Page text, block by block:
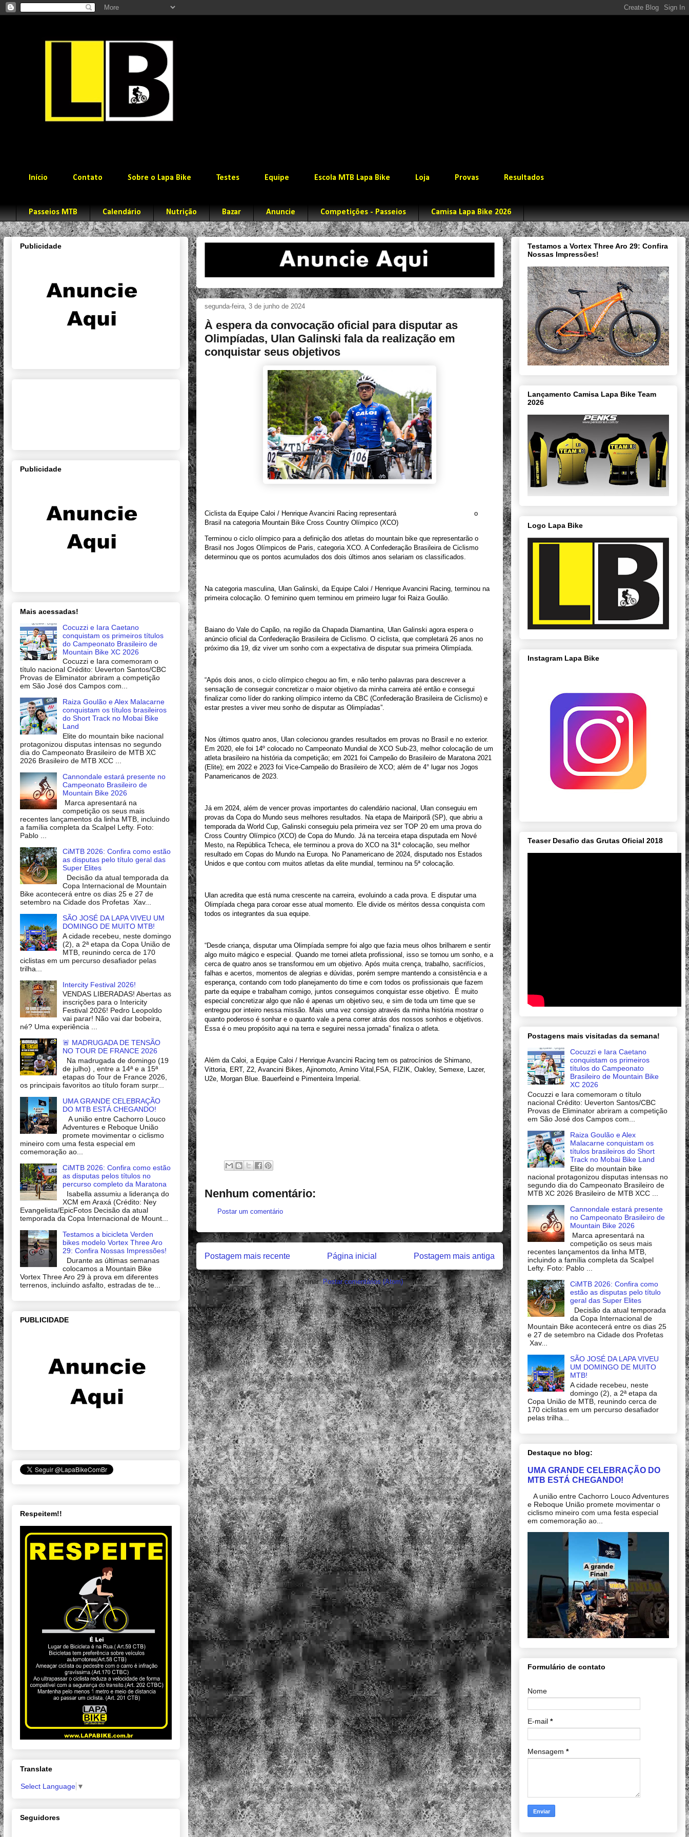
Início Contato Sobre o Lapa Bike Testes Equipe Escola MTB Lapa Bike Loja Provas Resultados
Passeios MTB Calendário Nutrição Bazar Anuncie Competições - Passeios Camisa Lapa Bike 2026
segunda-feira, 3 de junho de 2024
À espera da convocação oficial para disputar as
Olimpíadas, Ulan Galinski fala da realização em
conquistar seus objetivos
Ciclista da Equipe Caloi / Henrique Avancini Racing representará o
Brasil na categoria Mountain Bike Cross Country Olímpico (XCO)
Terminou o ciclo olímpico para a definição dos atletas do mountain bike que representarão o
Brasil nos Jogos Olímpicos de Paris, categoria XCO. A Confederação Brasileira de Ciclismo
determinou que os pontos acumulados dos dois últimos anos selariam os classificados.
Na categoria masculina, Ulan Galinski, da Equipe Caloi / Henrique Avancini Racing, terminou na
primeira colocação. O feminino quem terminou em primeiro lugar foi Raiza Goulão.
Baiano do Vale do Capão, na região da Chapada Diamantina, Ulan Galinski agora espera o
anúncio oficial da Confederação Brasileira de Ciclismo. O ciclista, que completará 26 anos no
próximo dia 19, diz viver um sonho com a expectativa de disputar sua primeira Olimpíada.
“Após dois anos, o ciclo olímpico chegou ao fim, e não tenho palavras para descrever a
sensação de conseguir concretizar o maior objetivo da minha carreira até então e consegui
finalizar como líder do ranking olímpico interno da CBC (Confederação Brasileira de Ciclismo) e
estar prestes a viver meu sonho de disputar as Olimpíadas”.
Nos últimos quatro anos, Ulan colecionou grandes resultados em provas no Brasil e no exterior.
Em 2020, ele foi 14º colocado no Campeonato Mundial de XCO Sub-23, melhor colocação de um
atleta brasileiro na história da competição; em 2021 foi Campeão do Brasileiro de Maratona 2021
(Elite); em 2022 e 2023 foi Vice-Campeão do Brasileiro de XCO; além de 4° lugar nos Jogos
Panamericanos de 2023.
Já em 2024, além de vencer provas importantes do calendário nacional, Ulan conseguiu em
provas da Copa do Mundo seus melhores resultados. Na etapa de Mairiporã (SP), que abriu a
temporada da World Cup, Galinski conseguiu pela primeira vez ser TOP 20 em uma prova do
Cross Country Olímpico (XCO) de Copa do Mundo. Já na terceira etapa disputada em Nové
Mesto, na República Tcheca, ele terminou a prova do XCO na 31ª colocação, seu melhor
resultado em Copas do Mundo na Europa. No Panamericano de 2024, disputado nos Estados
Unidos e que contou com muitos atletas da elite mundial, terminou na 5ª colocação.
Ulan acredita que está numa crescente na carreira, evoluindo a cada prova. E disputar uma
Olimpíada chega para coroar esse atual momento. Ele divide os méritos dessa conquista com
todos os integrantes da sua equipe.
“Desde criança, disputar uma Olimpíada sempre foi algo que fazia meus olhos brilharem e sentir
algo muito mágico e especial. Quando me tornei atleta profissional, isso se tornou um sonho, e a
cerca de quatro anos se transformou em um objetivo. Após muita crença, trabalho, sacrifícios,
falhas e acertos, momentos de alegrias e dúvidas, porém sempre mantendo a consistência e a
esperança, contando com todo planejamento do time e com todos os profissionais que fazem
parte da equipe e trabalham comigo, juntos conseguimos conquistar esse objetivo. É muito
especial concretizar algo que não é apenas um objetivo seu, e sim de toda um time que se
entregou por inteiro nessa missão. Mais uma vez consigo através da minha história mostrar o
quanto poderoso é sonhar e o quanto vale a pena correr atrás dos nossos sonhos e objetivos.
Essa é o meu propósito aqui na terra e seguirei nessa jornada” finaliza o atleta.
Além da Caloi, a Equipe Caloi / Henrique Avancini Racing tem os patrocínios de Shimano,
Vittoria, ERT, Z2, Avancini Bikes, Ajinomoto, Amino Vital,FSA, FIZIK, Oakley, Semexe, Lazer,
U2e, Morgan Blue. Bauerfeind e Pimenteira Imperial.
Nenhum comentário:
Postar um comentário
Postagem mais recente Postagem mais antiga
Página inicial
Assinar:Postar comentários (Atom)
Publicidade
Publicidade
Mais acessadas!
Cocuzzi e Iara Caetano
conquistam os primeiros títulos
do Campeonato Brasileiro de
Mountain Bike XC 2026
Cocuzzi e Iara comemoram o
título nacional Crédito: Ueverton Santos/CBC
Provas de Eliminator abriram a competição
em São José dos Campos com...
Raiza Goulão e Alex Malacarne
conquistam os títulos brasileiros
do Short Track no Mobai Bike
Land
Elite do mountain bike nacional
protagonizou disputas intensas no segundo
dia do Campeonato Brasileiro de MTB XC
2026 Brasileiro de MTB XCC ...
Cannondale estará presente no
Campeonato Brasileiro de
Mountain Bike 2026
Marca apresentará na
competição os seus mais
recentes lançamentos da linha MTB, incluindo
a família completa da Scalpel Lefty. Foto:
Pablo ...
CiMTB 2026: Confira como estão
as disputas pelo título geral das
Super Elites
Decisão da atual temporada da
Copa Internacional de Mountain
Bike acontecerá entre os dias 25 e 27 de
setembro na Cidade dos Profetas Xav...
SÃO JOSÉ DA LAPA VIVEU UM
DOMINGO DE MUITO MTB!
A cidade recebeu, neste domingo
(2), a 2ª etapa da Copa União de
MTB, reunindo cerca de 170
ciclistas em um percurso desafiador pelas
trilha...
Intercity Festival 2026!
VENDAS LIBERADAS! Abertas as
inscrições para o Intericity
Festival 2026! Pedro Leopoldo
vai parar! Não vai dar bobeira,
né? Uma experiência ...
🚨 MADRUGADA DE TENSÃO
NO TOUR DE FRANCE 2026
Na madrugada de domingo (19
de julho) , entre a 14ª e a 15ª
etapas do Tour de France 2026,
os principais favoritos ao título foram surpr...
UMA GRANDE CELEBRAÇÃO
DO MTB ESTÁ CHEGANDO!
A união entre Cachorro Louco
Adventures e Reboque União
promete movimentar o ciclismo
mineiro com uma festa especial em
comemoração ao...
CiMTB 2026: Confira como estão
as disputas pelos títulos no
percurso completo da Maratona
Isabella assumiu a liderança do
XCM em Araxá (Crédito: Ney
Evangelista/EpicFotos Decisão da atual
temporada da Copa Internacional de Mount...
Testamos a bicicleta Verden
bikes modelo Vortex Three Aro
29: Confira Nossas Impressões!
Durante as últimas semanas
colocamos a Mountain Bike
Vortex Three Aro 29 à prova em diferentes
terrenos, incluindo asfalto, estradas de te...
PUBLICIDADE
Respeitem!!
Translate
Select Language ▼
Seguidores
Testamos a Vortex Three Aro 29: Confira
Nossas Impressões!
Lançamento Camisa Lapa Bike Team
2026
Logo Lapa Bike
Instagram Lapa Bike
Teaser Desafio das Grutas Oficial 2018
Postagens mais visitadas da semana!
Cocuzzi e Iara Caetano
conquistam os primeiros
títulos do Campeonato
Brasileiro de Mountain Bike
XC 2026
Cocuzzi e Iara comemoram o título
nacional Crédito: Ueverton Santos/CBC
Provas de Eliminator abriram a competição
em São José dos Campos com...
Raiza Goulão e Alex
Malacarne conquistam os
títulos brasileiros do Short
Track no Mobai Bike Land
Elite do mountain bike
nacional protagonizou disputas intensas no
segundo dia do Campeonato Brasileiro de
MTB XC 2026 Brasileiro de MTB XCC ...
Cannondale estará presente
no Campeonato Brasileiro de
Mountain Bike 2026
Marca apresentará na
competição os seus mais
recentes lançamentos da linha MTB,
incluindo a família completa da Scalpel
Lefty. Foto: Pablo ...
CiMTB 2026: Confira como
estão as disputas pelo título
geral das Super Elites
Decisão da atual temporada
da Copa Internacional de
Mountain Bike acontecerá entre os dias 25
e 27 de setembro na Cidade dos Profetas
Xav...
SÃO JOSÉ DA LAPA VIVEU
UM DOMINGO DE MUITO
MTB!
A cidade recebeu, neste
domingo (2), a 2ª etapa da
Copa União de MTB, reunindo cerca de
170 ciclistas em um percurso desafiador
pelas trilha...
Destaque no blog:
UMA GRANDE CELEBRAÇÃO DO
MTB ESTÁ CHEGANDO!
A união entre Cachorro Louco Adventures
e Reboque União promete movimentar o
ciclismo mineiro com uma festa especial
em comemoração ao...
Formulário de contato
Nome
E-mail *
Mensagem *